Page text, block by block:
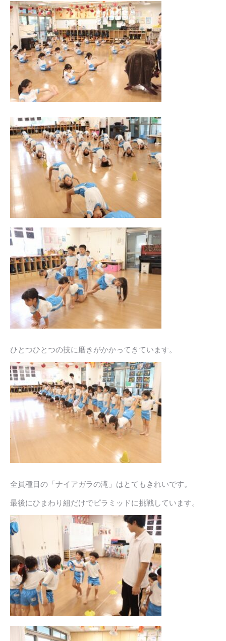
ひとつひとつの技に磨きがかかってきています。
全員種目の「ナイアガラの滝」はとてもきれいです。
最後にひまわり組だけでピラミッドに挑戦しています。